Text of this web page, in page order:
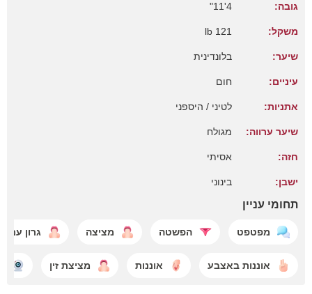
גובה: 4'11"
משקל: 121 lb
שיער: בלונדינית
עיניים: חום
אתניות: לטיני / היספני
שיער ערווה: מגולח
חזה: אסיתי
ישבן: בינוני
תחומי עניין
מפטפט הפשטה מציצה גרון עמוק
אוננות באצבע אוננות מציצת זין